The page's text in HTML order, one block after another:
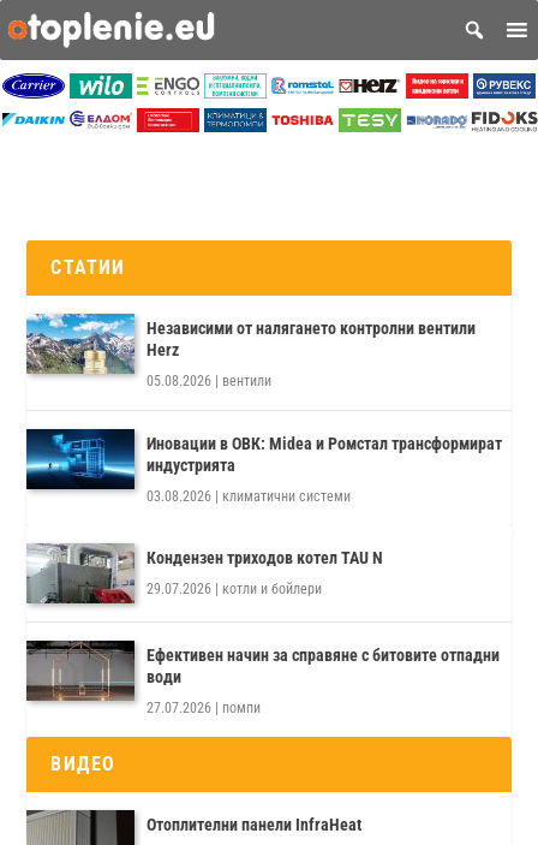
СТАТИИ
Независими от налягането контролни вентили
Herz
05.08.2026 | вентили
Иновации в ОВК: Midea и Ромстал трансформират
индустрията
03.08.2026 | климатични системи
Кондензен триходов котел TAU N
29.07.2026 | котли и бойлери
Ефективен начин за справяне с битовите отпадни
води
27.07.2026 | помпи
ВИДЕО
Отоплителни панели InfraHeat